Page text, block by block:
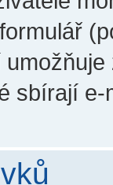
sbírají e-